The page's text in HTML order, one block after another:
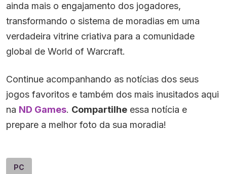
ainda mais o engajamento dos jogadores,
transformando o sistema de moradias em uma
verdadeira vitrine criativa para a comunidade
global de World of Warcraft.
Continue acompanhando as notícias dos seus
jogos favoritos e também dos mais inusitados aqui
na ND Games. Compartilhe essa notícia e
prepare a melhor foto da sua moradia!
PC